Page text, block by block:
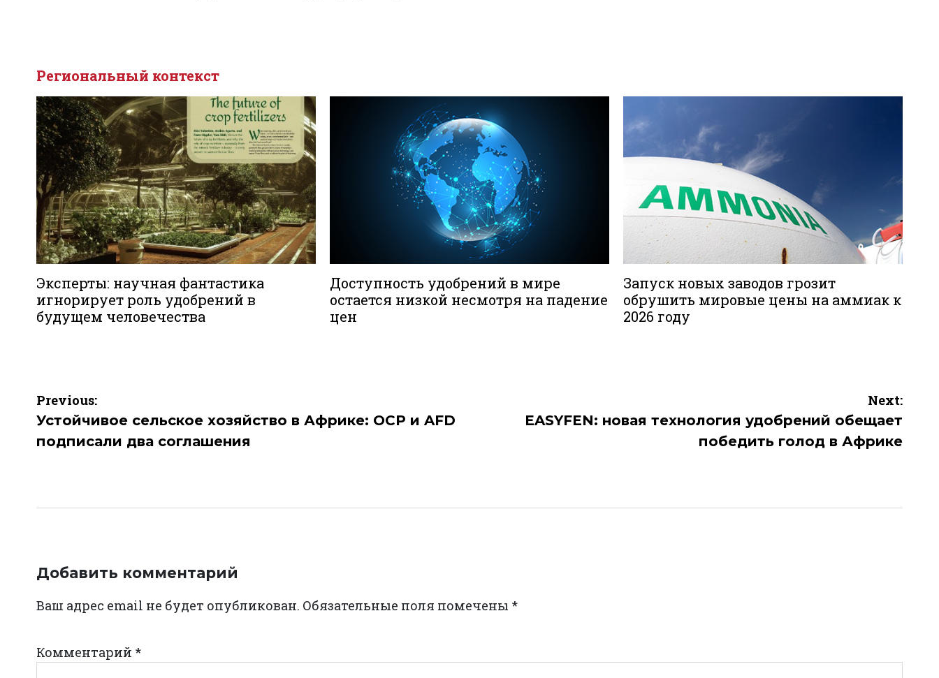
Региональный контекст
Эксперты: научная фантастика
игнорирует роль удобрений в
будущем человечества
Доступность удобрений в мире
остается низкой несмотря на падение
цен
Запуск новых заводов грозит
обрушить мировые цены на аммиак к
2026 году
Навигация
по
записям
Previous:
Устойчивое сельское хозяйство в Африке: OCP и AFD
подписали два соглашения
Next:
EASYFEN: новая технология удобрений обещает
победить голод в Африке
Добавить комментарий
Ваш адрес email не будет опубликован. Обязательные поля помечены *
Комментарий *